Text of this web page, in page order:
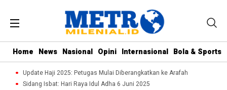
Home News Nasional Opini Internasional Bola & Sports
Update Haji 2025: Petugas Mulai Diberangkatkan ke Arafah
Sidang Isbat: Hari Raya Idul Adha 6 Juni 2025